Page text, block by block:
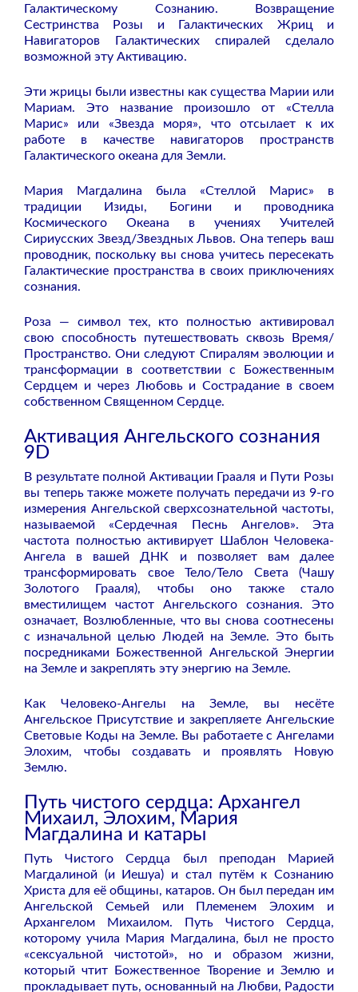
Галактическому Сознанию. Возвращение
Сестринства Розы и Галактических Жриц и
Навигаторов Галактических спиралей сделало
возможной эту Активацию.
Эти жрицы были известны как существа Марии или
Мариам. Это название произошло от «Стелла
Марис» или «Звезда моря», что отсылает к их
работе в качестве навигаторов пространств
Галактического океана для Земли.
Мария Магдалина была «Стеллой Марис» в
традиции Изиды, Богини и проводника
Космического Океана в учениях Учителей
Сириусских Звезд/Звездных Львов. Она теперь ваш
проводник, поскольку вы снова учитесь пересекать
Галактические пространства в своих приключениях
сознания.
Роза — символ тех, кто полностью активировал
свою способность путешествовать сквозь Время/
Пространство. Они следуют Спиралям эволюции и
трансформации в соответствии с Божественным
Сердцем и через Любовь и Сострадание в своем
собственном Священном Сердце.
Активация Ангельского сознания
9D
В результате полной Активации Грааля и Пути Розы
вы теперь также можете получать передачи из 9-го
измерения Ангельской сверхсознательной частоты,
называемой «Сердечная Песнь Ангелов». Эта
частота полностью активирует Шаблон Человека-
Ангела в вашей ДНК и позволяет вам далее
трансформировать свое Тело/Тело Света (Чашу
Золотого Грааля), чтобы оно также стало
вместилищем частот Ангельского сознания. Это
означает, Возлюбленные, что вы снова соотнесены
с изначальной целью Людей на Земле. Это быть
посредниками Божественной Ангельской Энергии
на Земле и закреплять эту энергию на Земле.
Как Человеко-Ангелы на Земле, вы несёте
Ангельское Присутствие и закрепляете Ангельские
Световые Коды на Земле. Вы работаете с Ангелами
Элохим, чтобы создавать и проявлять Новую
Землю.
Путь чистого сердца: Архангел
Михаил, Элохим, Мария
Магдалина и катары
Путь Чистого Сердца был преподан Марией
Магдалиной (и Иешуа) и стал путём к Сознанию
Христа для её общины, катаров. Он был передан им
Ангельской Семьей или Племенем Элохим и
Архангелом Михаилом. Путь Чистого Сердца,
которому учила Мария Магдалина, был не просто
«сексуальной чистотой», но и образом жизни,
который чтит Божественное Творение и Землю и
прокладывает путь, основанный на Любви, Радости